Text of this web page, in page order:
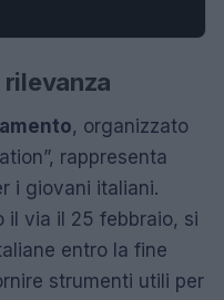
rilevanza
, organizzato
rappresenta
i giovani italiani.
il via il 25 febbraio, si
entro la fine
strumenti utili per